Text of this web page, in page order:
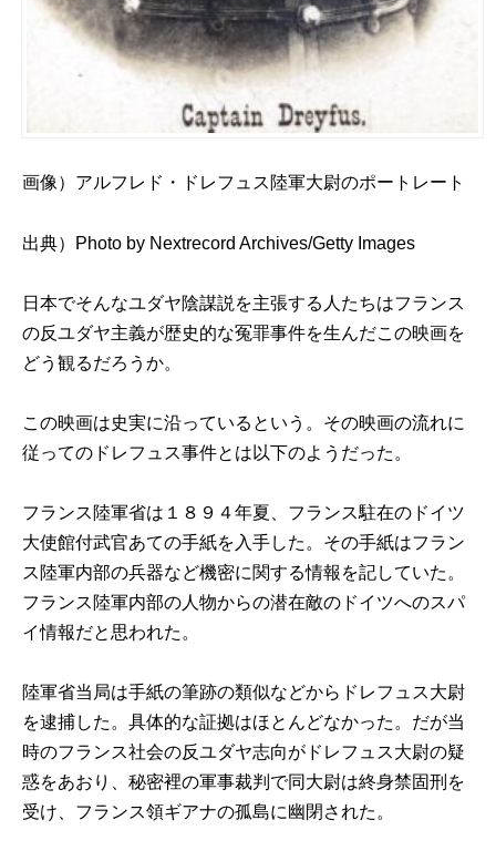
画像）アルフレド・ドレフュス陸軍大尉のポートレート
出典） Photo by Nextrecord Archives/Getty Images
日本でそんなユダヤ陰謀説を主張する人たちはフランス
の反ユダヤ主義が歴史的な冤罪事件を生んだこの映画を
どう観るだろうか。
この映画は史実に沿っているという。その映画の流れに
従ってのドレフュス事件とは以下のようだった。
フランス陸軍省は１８９４年夏、フランス駐在のドイツ
大使館付武官あての手紙を入手した。その手紙はフラン
ス陸軍内部の兵器など機密に関する情報を記していた。
フランス陸軍内部の人物からの潜在敵のドイツへのスパ
イ情報だと思われた。
陸軍省当局は手紙の筆跡の類似などからドレフュス大尉
を逮捕した。具体的な証拠はほとんどなかった。だが当
時のフランス社会の反ユダヤ志向がドレフュス大尉の疑
惑をあおり、秘密裡の軍事裁判で同大尉は終身禁固刑を
受け、フランス領ギアナの孤島に幽閉された。